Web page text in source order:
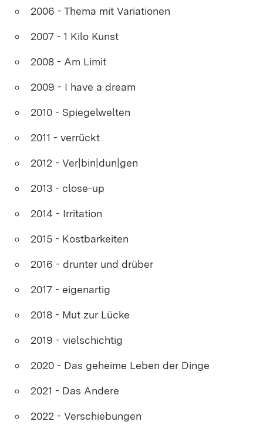
2006 - Thema mit Variationen
2007 - 1 Kilo Kunst
2008 - Am Limit
2009 - I have a dream
2010 - Spiegelwelten
2011 - verrückt
2012 - Ver|bin|dun|gen
2013 - close-up
2014 - Irritation
2015 - Kostbarkeiten
2016 - drunter und drüber
2017 - eigenartig
2018 - Mut zur Lücke
2019 - vielschichtig
2020 - Das geheime Leben der Dinge
2021 - Das Andere
2022 - Verschiebungen